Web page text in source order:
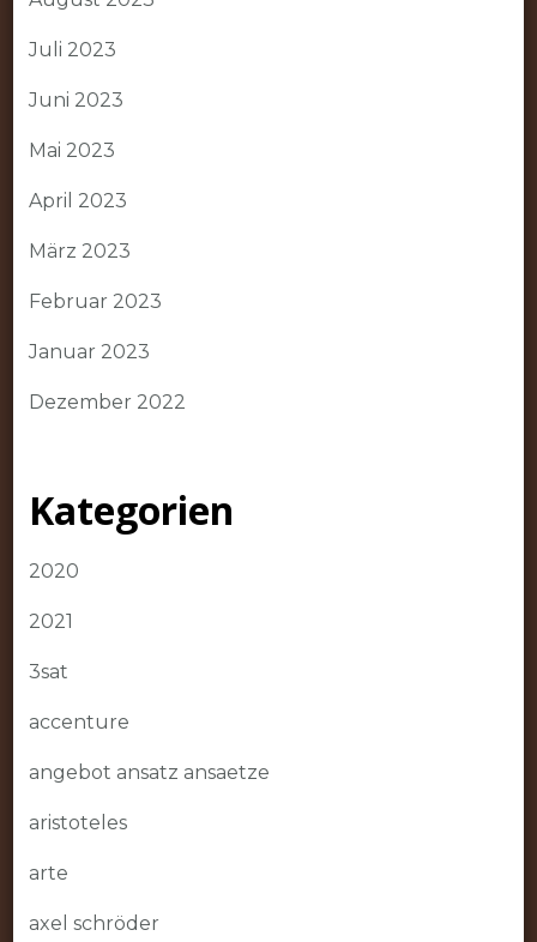
Juli 2023
Juni 2023
Mai 2023
April 2023
März 2023
Februar 2023
Januar 2023
Dezember 2022
Kategorien
2020
2021
3sat
accenture
angebot ansatz ansaetze
aristoteles
arte
axel schröder